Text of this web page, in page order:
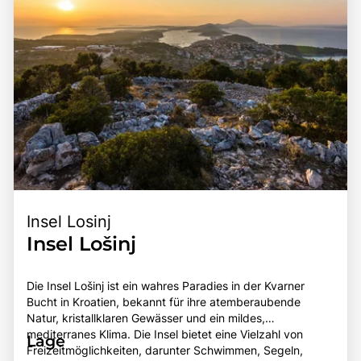
Insel Losinj
Insel Lošinj
Die Insel Lošinj ist ein wahres Paradies in der Kvarner
Bucht in Kroatien, bekannt für ihre atemberaubende
Natur, kristallklaren Gewässer und ein mildes,
mediterranes Klima. Die Insel bietet eine Vielzahl von
Freizeitmöglichkeiten, darunter Schwimmen, Segeln,
Lage